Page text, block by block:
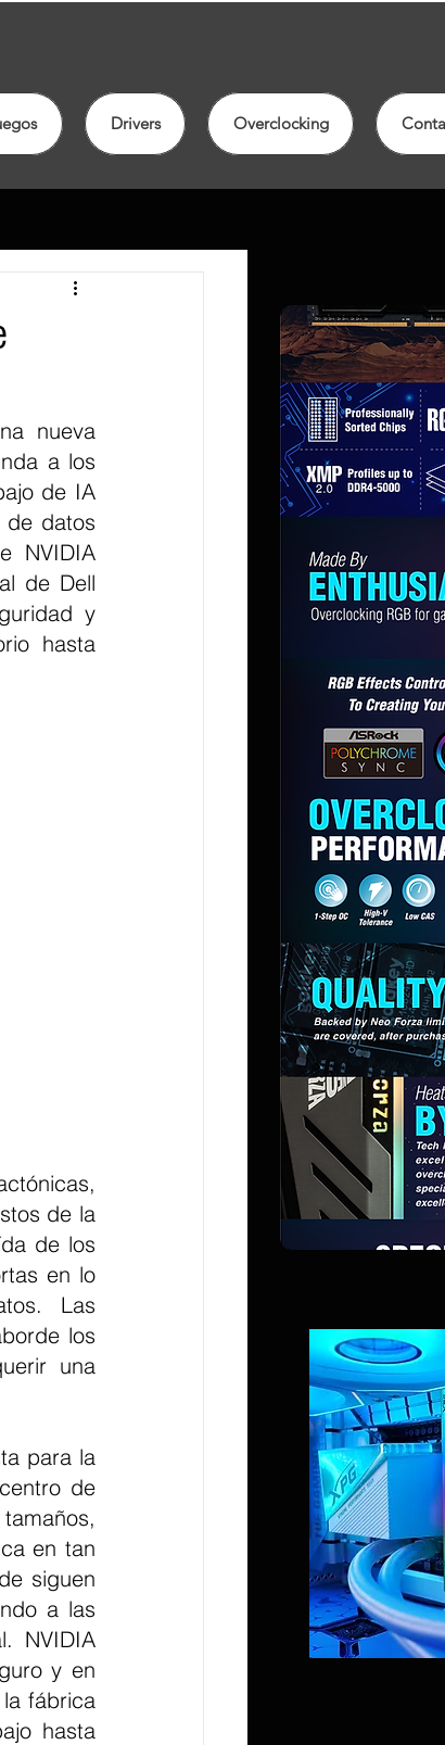
Drivers Overclocking
nueva
a los
de IA
de datos
NVIDIA
de Dell
y
hasta
de la
de los
en lo
Las
los
una
para la
de
en tan
siguen
a las
NVIDIA
y en
fábrica
hasta